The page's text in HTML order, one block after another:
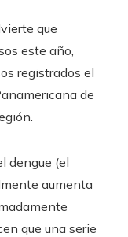
que
este año,
registrados el
de
dengue (el
aumenta
que una serie